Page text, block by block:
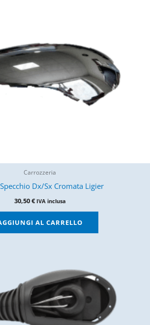
Carrozzeria
Dx/Sx Cromata Ligier
30,50€ IVA inclusa
AL CARRELLO